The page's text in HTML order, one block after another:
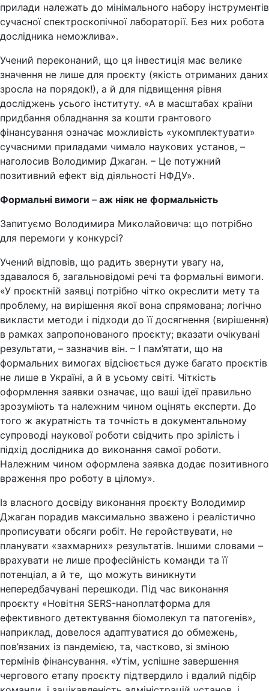
прилади належать до мінімального набору інструментів
сучасної спектроскопічної лабораторії. Без них робота
дослідника неможлива».
Учений переконаний, що ця інвестиція має велике
значення не лише для проєкту (якість отриманих даних
зросла на порядок!), а й для підвищення рівня
досліджень усього інституту. «А в масштабах країни
придбання обладнання за кошти грантового
фінансування означає можливість «укомплектувати»
сучасними приладами чимало наукових установ, –
наголосив Володимир Джаган. – Це потужний
позитивний ефект від діяльності НФДУ».
Формальні вимоги – аж ніяк не формальність
Запитуємо Володимира Миколайовича: що потрібно
для перемоги у конкурсі?
Учений відповів, що радить звернути увагу на,
здавалося б, загальновідомі речі та формальні вимоги.
«У проєктній заявці потрібно чітко окреслити мету та
проблему, на вирішення якої вона спрямована; логічно
викласти методи і підходи до її досягнення (вирішення)
в рамках запропонованого проєкту; вказати очікувані
результати, – зазначив він. – І пам’ятати, що на
формальних вимогах відсіюється дуже багато проєктів
не лише в Україні, а й в усьому світі. Чіткість
оформлення заявки означає, що ваші ідеї правильно
зрозуміють та належним чином оцінять експерти. До
того ж акуратність та точність в документальному
супроводі наукової роботи свідчить про зрілість і
підхід дослідника до виконання самої роботи.
Належним чином оформлена заявка додає позитивного
враження про роботу в цілому».
Із власного досвіду виконання проєкту Володимир
Джаган порадив максимально зважено і реалістично
прописувати обсяги робіт. Не геройствувати, не
планувати «захмарних» результатів. Іншими словами –
врахувати не лише професійність команди та її
потенціал, а й те, що можуть виникнути
непередбачувані перешкоди. Під час виконання
проєкту «Новітня SERS-наноплатформа для
ефективного детектування біомолекул та патогенів»,
наприклад, довелося адаптуватися до обмежень,
пов’язаних із пандемією, та, частково, зі зміною
термінів фінансування. «Утім, успішне завершення
чергового етапу проєкту підтвердило і вдалий підбір